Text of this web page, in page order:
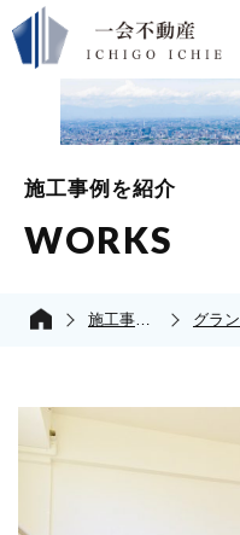
施工事例を紹介
WORKS
施工事例の紹介 グラ